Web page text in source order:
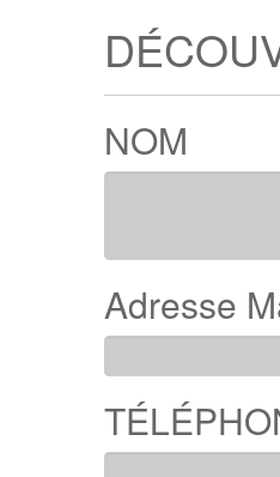
NOM
Adresse